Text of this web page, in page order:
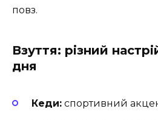
повз.
Взуття: різний
дня
Кеди: спортивний